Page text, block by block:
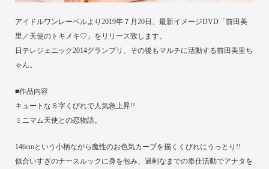
アイドルワンレーベルより2019年７月20日、最新イメージDVD「前田美
里／天使のトキメキ♡」をリリース致します。
日テレジェニック2014グランプリ、その後もマルチに活動する前田美里ち
ゃん。
■作品内容
キュートなＳ字くびれで人気急上昇!!
ミニマム天使との恋物語。
146cmという小柄ながら魔性のお色気カーブを描くくびれにうっとり!!
似合いすぎのナースルックに身を包み、過剰なまでの奉仕活動でアナタを